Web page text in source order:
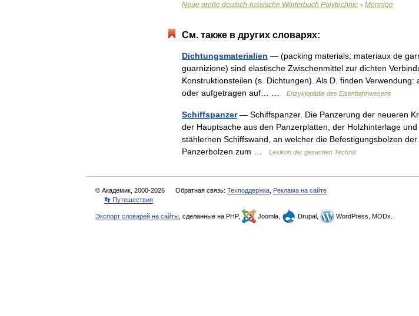
Neue große deutsch-russische Wörterbuch Polytechnic > Mennige
См. также в других словарях:
Dichtungsmaterialien — (packing materials; materiaux de
guarnizione) sind elastische Zwischenmittel zur dichten
Konstruktionsteilen (s Dichtungen). Als D finden Verwendung:
oder aufgetragen auf Enzyklopädie des Eisenbahnwesens
Schiffspanzer— Schiffspanzer. Die Panzerung der neueren
der Hauptsache aus den Panzerplatten der Holzhinterlage und
stählernen Schiffswand an welcher die Befestigungsbolzen der
Panzerbolzen zum Lexikon der gesamten Technik
© Академик, 2000-2026 Обратная связь: Техподдержка Реклама на сайте
👣 Путешествия
Экспорт словарей на сайты , сделанные на PHP, Joomla, Drupal, WordPress, MODx.